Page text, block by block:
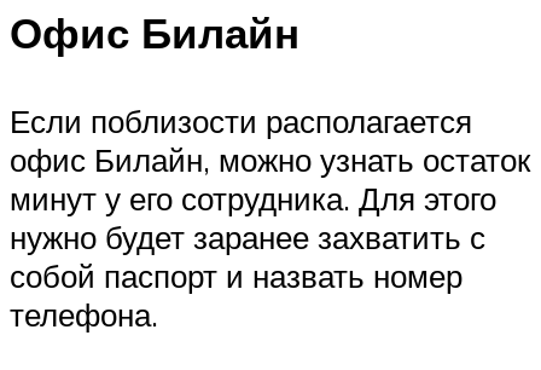
Офис Билайн
Если поблизости располагается
офис Билайн, можно узнать остаток
минут у его сотрудника. Для этого
нужно будет заранее захватить с
собой паспорт и назвать номер
телефона.